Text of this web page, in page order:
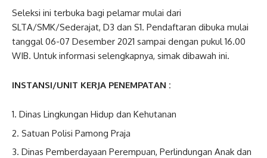
Seleksi ini terbuka bagi pelamar mulai dari
SLTA/SMK/Sederajat, D3 dan S1. Pendaftaran dibuka mulai
tanggal 06-07 Desember 2021 sampai dengan pukul 16.00
WIB. Untuk informasi selengkapnya, simak dibawah ini.
INSTANSI/UNIT KERJA PENEMPATAN :
Dinas Lingkungan Hidup dan Kehutanan
Satuan Polisi Pamong Praja
Dinas Pemberdayaan Perempuan, Perlindungan Anak dan